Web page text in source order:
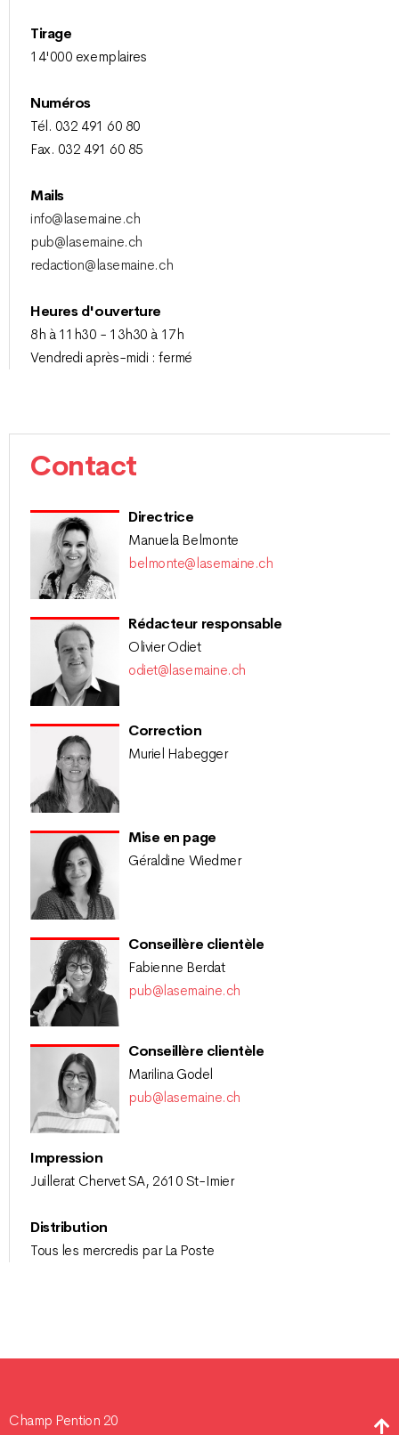
Tirage
14'000 exemplaires
Numéros
Tél. 032 491 60 80
Fax. 032 491 60 85
Mails
info@lasemaine.ch
pub@lasemaine.ch
redaction@lasemaine.ch
Heures d'ouverture
8h à 11h30 - 13h30 à 17h
Vendredi après-midi : fermé
Contact
Directrice
Manuela Belmonte
belmonte@lasemaine.ch
Rédacteur responsable
Olivier Odiet
odiet@lasemaine.ch
Correction
Muriel Habegger
Mise en page
Géraldine Wiedmer
Conseillère clientèle
Fabienne Berdat
pub@lasemaine.ch
Conseillère clientèle
Marilina Godel
pub@lasemaine.ch
Impression
Juillerat Chervet SA, 2610 St-Imier
Distribution
Tous les mercredis par La Poste
Champ Pention 20